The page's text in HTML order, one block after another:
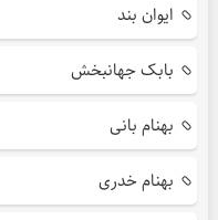
ایوان بند
بابک جهانبخش
بهنام بانی
بهنام خدری